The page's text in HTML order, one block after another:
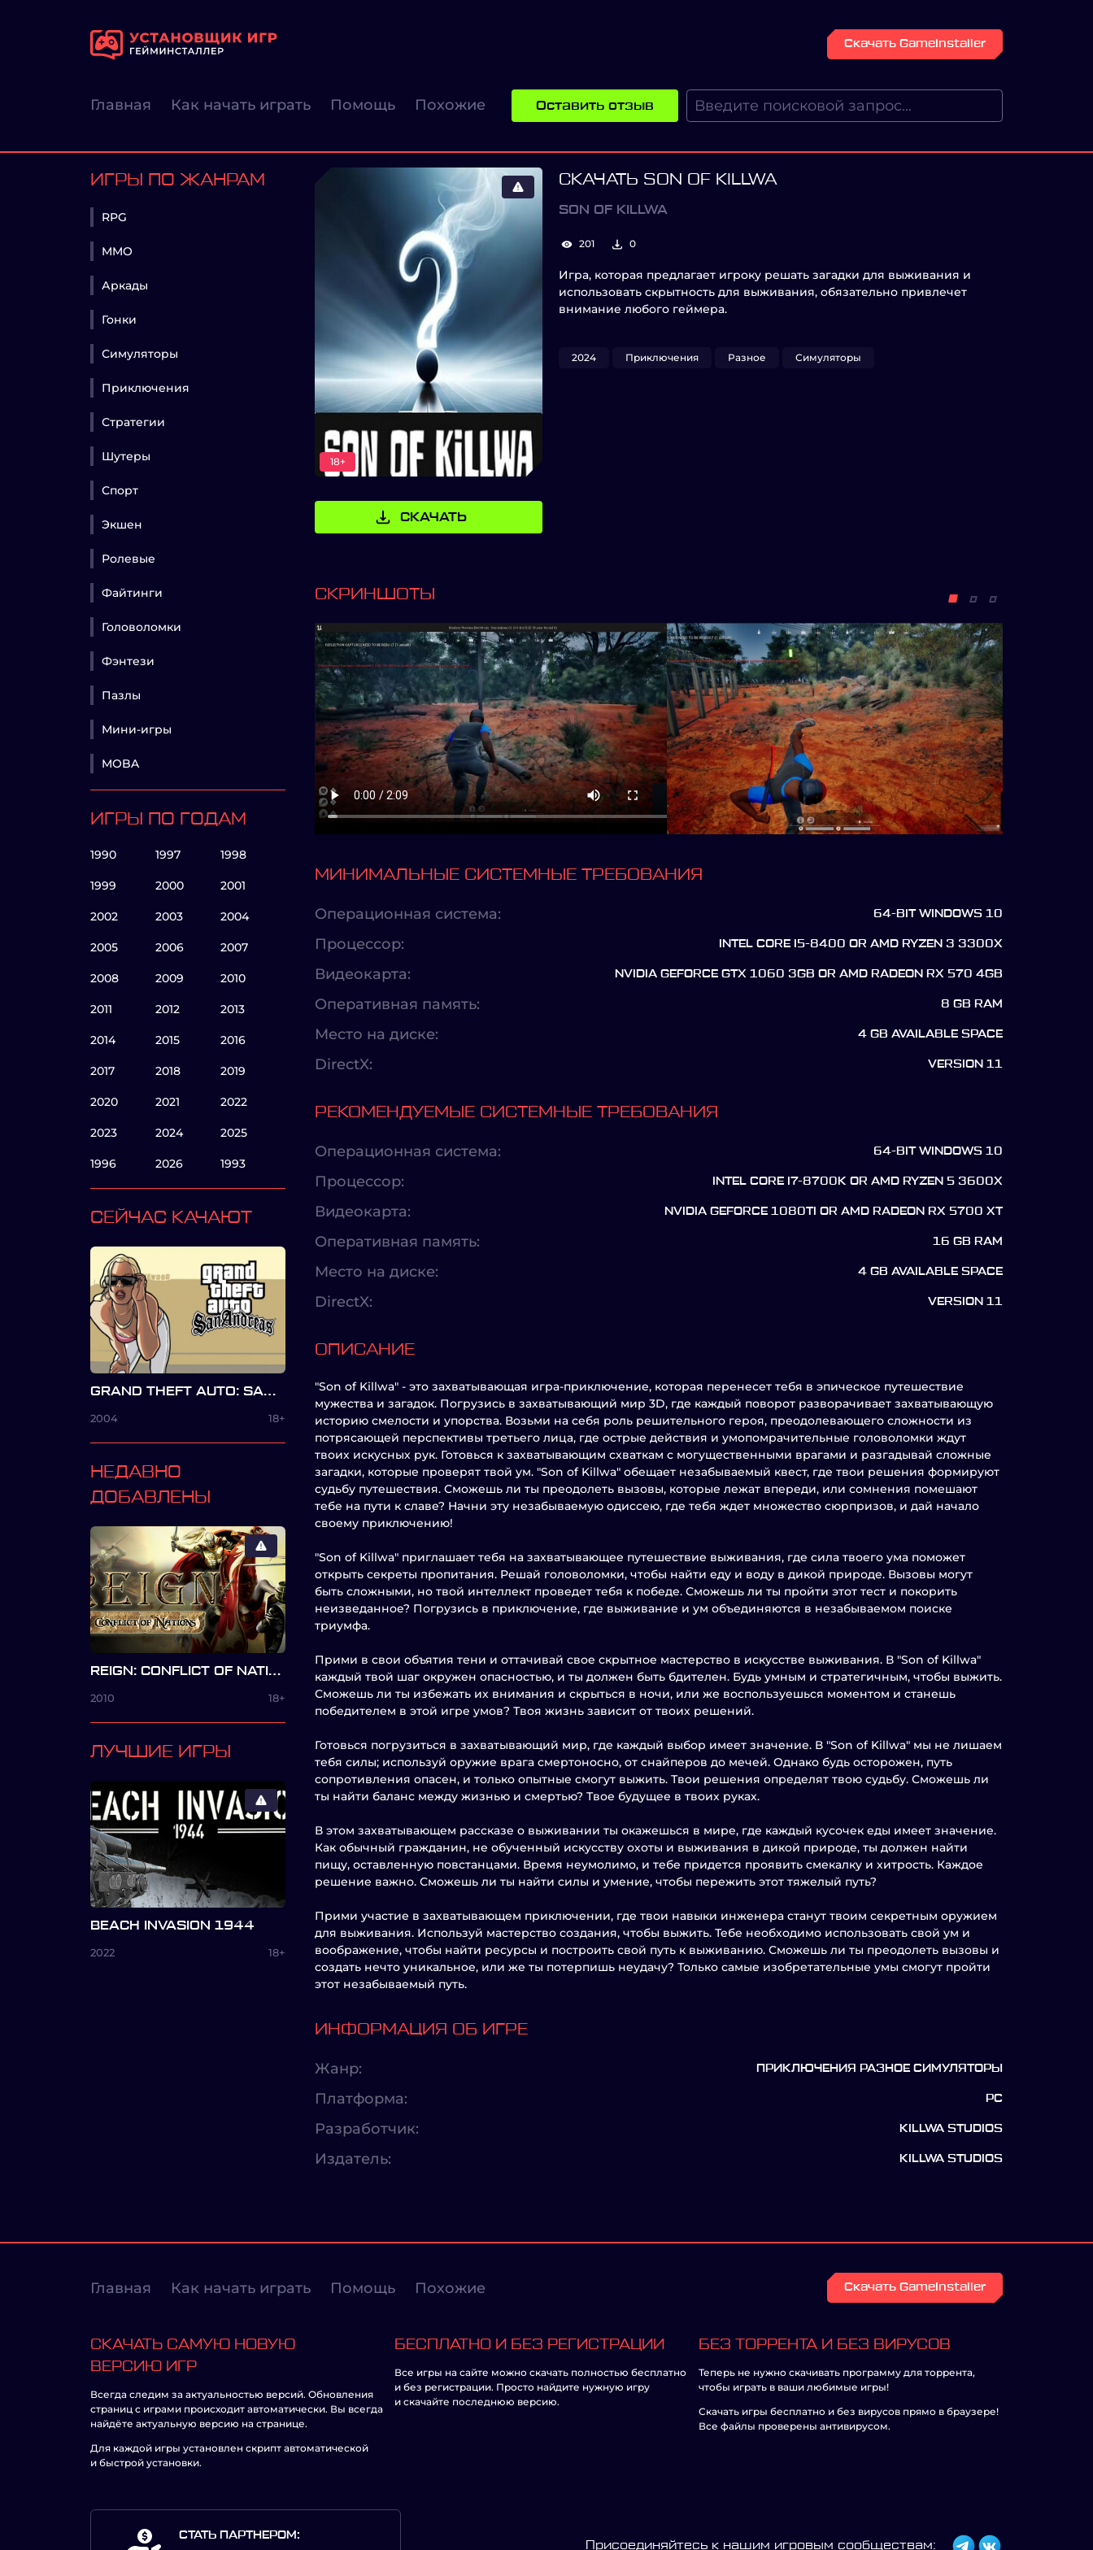
Скачать GameInstaller
Главная Как начать играть Помощь Похожие Оставить отзыв
ИГРЫ ПО ЖАНРАМ
RPG
MMO
Аркады
Гонки
Симуляторы
Приключения
Стратегии
Шутеры
Спорт
Экшен
Ролевые
Файтинги
Головоломки
Фэнтези
Пазлы
Мини-игры
MOBA
ИГРЫ ПО ГОДАМ
1990 1997 1998
1999 2000 2001
2002 2003 2004
2005 2006 2007
2008 2009 2010
2011 2012 2013
2014 2015 2016
2017 2018 2019
2020 2021 2022
2023 2024 2025
1996 2026 1993
СЕЙЧАС КАЧАЮТ
GRAND THEFT AUTO: SAN ANDREAS
2004 18+
НЕДАВНО
ДОБАВЛЕНЫ
REIGN: CONFLICT OF NATIONS
2010 18+
ЛУЧШИЕ ИГРЫ
BEACH INVASION 1944
2022 18+
18+
СКАЧАТЬ
СКАЧАТЬ SON OF KILLWA
SON OF KILLWA
201 0
Игра, которая предлагает игроку решать загадки для выживания и
использовать скрытность для выживания, обязательно привлечет
внимание любого геймера.
2024 Приключения Разное Симуляторы
СКРИНШОТЫ
МИНИМАЛЬНЫЕ СИСТЕМНЫЕ ТРЕБОВАНИЯ
Операционная система: 64-BIT WINDOWS 10
Процессор: INTEL CORE I5-8400 OR AMD RYZEN 3 3300X
Видеокарта: NVIDIA GEFORCE GTX 1060 3GB OR AMD RADEON RX 570 4GB
Оперативная память: 8 GB RAM
Место на диске: 4 GB AVAILABLE SPACE
DirectX: VERSION 11
РЕКОМЕНДУЕМЫЕ СИСТЕМНЫЕ ТРЕБОВАНИЯ
Операционная система: 64-BIT WINDOWS 10
Процессор: INTEL CORE I7-8700K OR AMD RYZEN 5 3600X
Видеокарта: NVIDIA GEFORCE 1080TI OR AMD RADEON RX 5700 XT
Оперативная память: 16 GB RAM
Место на диске: 4 GB AVAILABLE SPACE
DirectX: VERSION 11
ОПИСАНИЕ
"Son of Killwa" - это захватывающая игра-приключение, которая перенесет тебя в эпическое путешествие
мужества и загадок. Погрузись в захватывающий мир 3D, где каждый поворот разворачивает захватывающую
историю смелости и упорства. Возьми на себя роль решительного героя, преодолевающего сложности из
потрясающей перспективы третьего лица, где острые действия и умопомрачительные головоломки ждут
твоих искусных рук. Готовься к захватывающим схваткам с могущественными врагами и разгадывай сложные
загадки, которые проверят твой ум. "Son of Killwa" обещает незабываемый квест, где твои решения формируют
судьбу путешествия. Сможешь ли ты преодолеть вызовы, которые лежат впереди, или сомнения помешают
тебе на пути к славе? Начни эту незабываемую одиссею, где тебя ждет множество сюрпризов, и дай начало
своему приключению!
"Son of Killwa" приглашает тебя на захватывающее путешествие выживания, где сила твоего ума поможет
открыть секреты пропитания. Решай головоломки, чтобы найти еду и воду в дикой природе. Вызовы могут
быть сложными, но твой интеллект проведет тебя к победе. Сможешь ли ты пройти этот тест и покорить
неизведанное? Погрузись в приключение, где выживание и ум объединяются в незабываемом поиске
триумфа.
Прими в свои объятия тени и оттачивай свое скрытное мастерство в искусстве выживания. В "Son of Killwa"
каждый твой шаг окружен опасностью, и ты должен быть бдителен. Будь умным и стратегичным, чтобы выжить.
Сможешь ли ты избежать их внимания и скрыться в ночи, или же воспользуешься моментом и станешь
победителем в этой игре умов? Твоя жизнь зависит от твоих решений.
Готовься погрузиться в захватывающий мир, где каждый выбор имеет значение. В "Son of Killwa" мы не лишаем
тебя силы; используй оружие врага смертоносно, от снайперов до мечей. Однако будь осторожен, путь
сопротивления опасен, и только опытные смогут выжить. Твои решения определят твою судьбу. Сможешь ли
ты найти баланс между жизнью и смертью? Твое будущее в твоих руках.
В этом захватывающем рассказе о выживании ты окажешься в мире, где каждый кусочек еды имеет значение.
Как обычный гражданин, не обученный искусству охоты и выживания в дикой природе, ты должен найти
пищу, оставленную повстанцами. Время неумолимо, и тебе придется проявить смекалку и хитрость. Каждое
решение важно. Сможешь ли ты найти силы и умение, чтобы пережить этот тяжелый путь?
Прими участие в захватывающем приключении, где твои навыки инженера станут твоим секретным оружием
для выживания. Используй мастерство создания, чтобы выжить. Тебе необходимо использовать свой ум и
воображение, чтобы найти ресурсы и построить свой путь к выживанию. Сможешь ли ты преодолеть вызовы и
создать нечто уникальное, или же ты потерпишь неудачу? Только самые изобретательные умы смогут пройти
этот незабываемый путь.
ИНФОРМАЦИЯ ОБ ИГРЕ
Жанр: ПРИКЛЮЧЕНИЯ РАЗНОЕ СИМУЛЯТОРЫ
Платформа: PC
Разработчик: KILLWA STUDIOS
Издатель: KILLWA STUDIOS
Главная Как начать играть Помощь Похожие Скачать GameInstaller
СКАЧАТЬ САМУЮ НОВУЮ
ВЕРСИЮ ИГР
Всегда следим за актуальностью версий. Обновления
страниц с играми происходит автоматически. Вы всегда
найдёте актуальную версию на странице.
Для каждой игры установлен скрипт автоматической
и быстрой установки.
БЕСПЛАТНО И БЕЗ РЕГИСТРАЦИИ
Все игры на сайте можно скачать полностью бесплатно
и без регистрации. Просто найдите нужную игру
и скачайте последнюю версию.
БЕЗ ТОРРЕНТА И БЕЗ ВИРУСОВ
Теперь не нужно скачивать программу для торрента,
чтобы играть в ваши любимые игры!
Скачать игры бесплатно и без вирусов прямо в браузере!
Все файлы проверены антивирусом.
СТАТЬ ПАРТНЕРОМ:
Присоединяйтесь к нашим игровым сообществам: